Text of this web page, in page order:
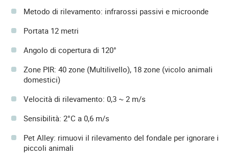
Metodo di rilevamento: infrarossi passivi e microonde
Portata 12 metri
Angolo di copertura di 120°
Zone PIR: 40 zone (Multilivello), 18 zone (vicolo animali
domestici)
Velocità di rilevamento: 0,3 ~ 2 m/s
Sensibilità: 2°C a 0,6 m/s
Pet Alley: rimuovi il rilevamento del fondale per ignorare i
piccoli animali